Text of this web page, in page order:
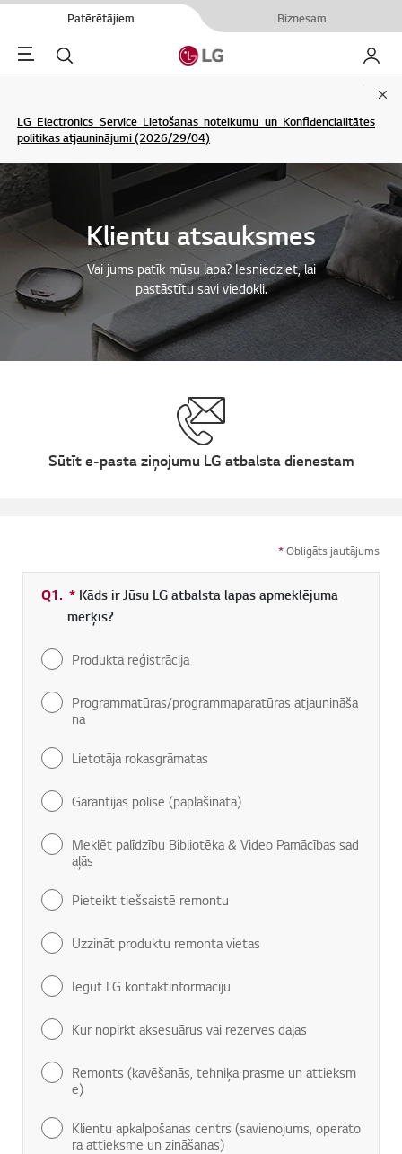
Patērētājiem Biznesam
Menu Meklēt Mans
LG Electronics Service Lietošanas noteikumu un Konfidencialitātes
politikas atjauninājumi (2026/29/04)
Klientu atsauksmes
Vai jums patīk mūsu lapa? Iesniedziet, lai
pastāstītu savi viedokli.
Sūtīt e-pasta ziņojumu LG atbalsta dienestam
*Obligāts jautājums
Q1. * Obligāti aizpildāms lauks
Kāds ir Jūsu LG atbalsta lapas apmeklējuma
mērķis?
Produkta reģistrācija
Programmatūras/programmaparatūras atjaunināša
na
Lietotāja rokasgrāmatas
Garantijas polise (paplašinātā)
Meklēt palīdzību Bibliotēka & Video Pamācības sad
aļās
Pieteikt tiešsaistē remontu
Uzzināt produktu remonta vietas
Iegūt LG kontaktinformāciju
Kur nopirkt aksesuārus vai rezerves daļas
Remonts (kavēšanās, tehniķa prasme un attieksm
e)
Klientu apkalpošanas centrs (savienojums, operato
ra attieksme un zināšanas)